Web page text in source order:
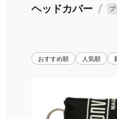
ヘッドカバー / ブ
おすすめ順 人気順